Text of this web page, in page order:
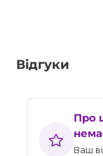
Відгуки
Про
Ваш